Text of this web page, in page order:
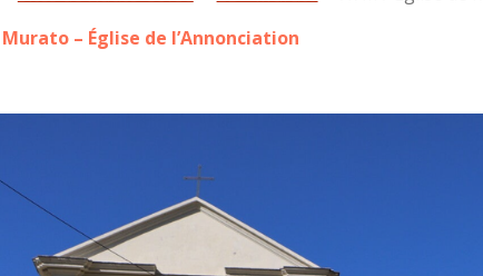
Murato – Église de l’Annonciation